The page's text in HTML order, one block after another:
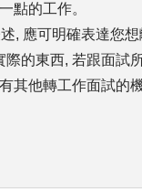
點的工作。
, 應可明確表達您
的東西, 若跟面試
其他轉工作面試的